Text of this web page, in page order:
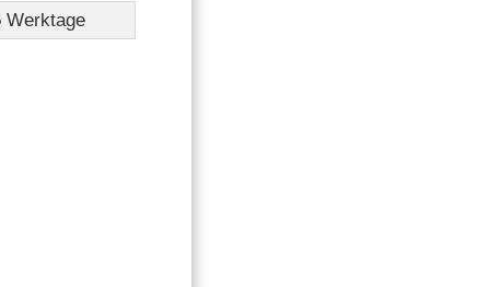
Werktage